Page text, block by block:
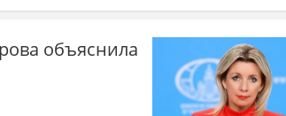
МИД Восточная Европа
Международная политика
объяснила